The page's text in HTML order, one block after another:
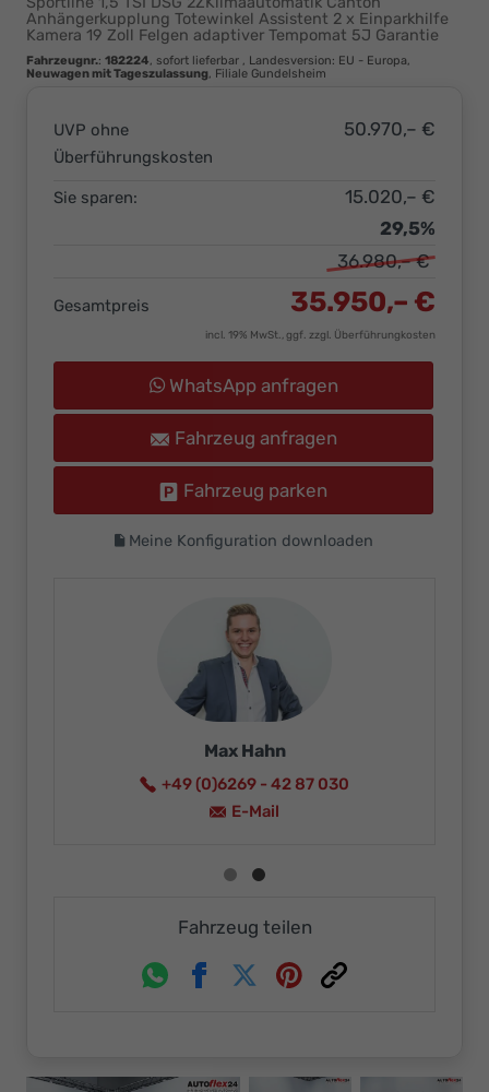
Ihr
Innovatives
Autohaus
Anhängerkupplung Totewinkel Assistent 2 x Einparkhilfe
Kamera 19 Zoll Felgen adaptiver Tempomat 5J Garantie
Fahrzeugnr.: 182224 sofort lieferbar , Landesversion: EU - Europa,
Neuwagen mit Tageszulassung , Filiale Gundelsheim
UVP ohne
Überführungskosten
50.970,– €
Sie sparen:
15.020,– €
29,5%
36.980,– €
Gesamtpreis 35.950,– €
incl. 19% MwSt., ggf. zzgl. Überführungkosten
WhatsApp anfragen
Fahrzeug anfragen
Fahrzeug parken
Meine Konfiguration downloaden
+49 (0)6269 - 4287015
Fahrzeug teilen
WhatsappFacebookTwitterPinterest
Link